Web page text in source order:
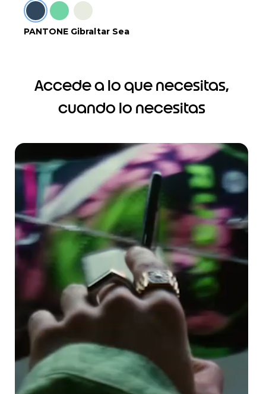
PANTONE Gibraltar Sea
Accede a lo que necesitas,
cuando lo necesitas